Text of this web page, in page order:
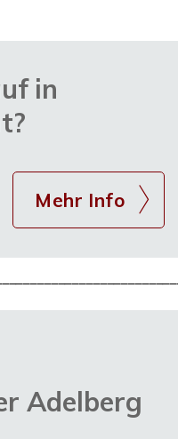
in
Mehr Info
Adelberg